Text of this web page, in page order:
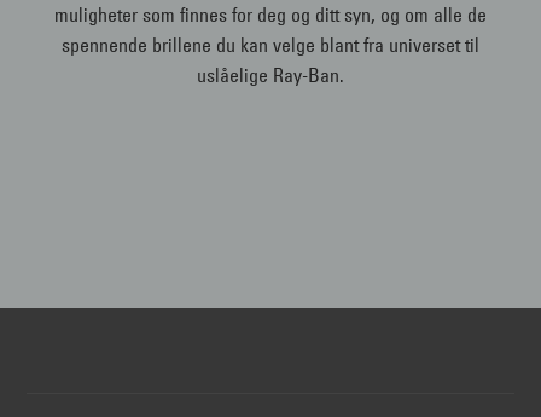
muligheter som finnes for deg og ditt syn, og om alle de
spennende brillene du kan velge blant fra universet til
uslåelige Ray-Ban.